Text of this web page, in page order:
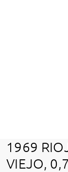
1969
VIEJO,